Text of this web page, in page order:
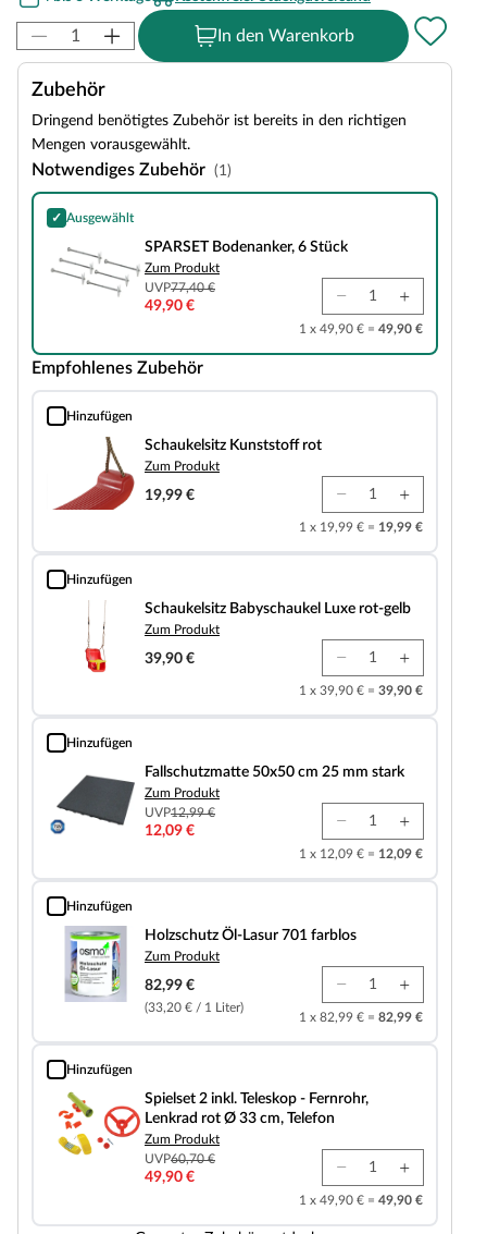
In den Warenkorb
Zubehör
Dringend benötigtes Zubehör ist bereits in den richtigen
Mengen vorausgewählt.
Notwendiges Zubehör (1)
✓ Ausgewählt
SPARSET Bodenanker, 6 Stück
SPARSET Bodenanker, 6 Stück
Zum Produkt
UVP77,40 €
49,90 €
1 x 49,90 € = 49,90 €
Empfohlenes Zubehör
Hinzufügen
Schaukelsitz Kunststoff rot
Schaukelsitz Kunststoff rot
Zum Produkt
19,99 €
1 x 19,99 € = 19,99 €
Hinzufügen
Schaukelsitz Babyschaukel Luxe rot-gelb
Schaukelsitz Babyschaukel Luxe rot-gelb
Zum Produkt
39,90 €
1 x 39,90 € = 39,90 €
Hinzufügen
Fallschutzmatte 50x50 cm 25 mm stark
Fallschutzmatte 50x50 cm 25 mm stark
Zum Produkt
UVP12,99 €
12,09 €
1 x 12,09 € = 12,09 €
Hinzufügen
Holzschutz Öl-Lasur 701 farblos
Holzschutz Öl-Lasur 701 farblos
Zum Produkt
82,99 €
(33,20 € / 1 Liter)
1 x 82,99 € = 82,99 €
Hinzufügen
Spielset 2 inkl. Teleskop - Fernrohr, Lenkrad rot Ø 33 cm, Telefon
Spielset 2 inkl. Teleskop - Fernrohr,
Lenkrad rot Ø 33 cm, Telefon
Zum Produkt
UVP60,70 €
49,90 €
1 x 49,90 € = 49,90 €